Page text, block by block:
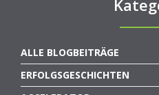
ALLE BLOGBEITRÄGE
ERFOLGSGESCHICHTEN